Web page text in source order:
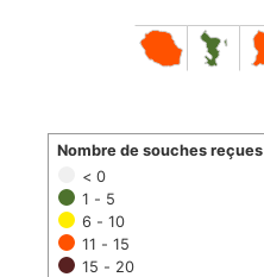
< 0
1 - 5
6 - 10
11 - 15
15 - 20
Nombre de souches reçues